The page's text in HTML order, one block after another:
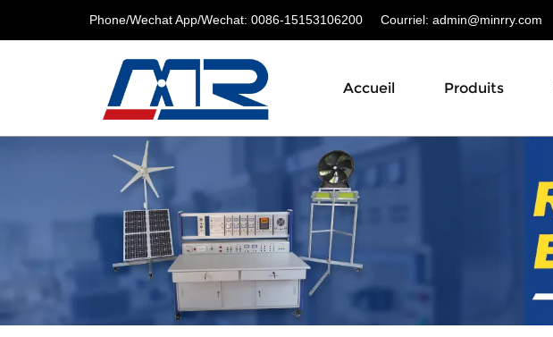
Phone/Wechat App/Wechat: 0086-15153106200 Courriel: admin@minrry.com
Accueil Produits